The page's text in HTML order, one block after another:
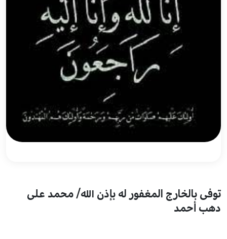
توفى بالخارج المغفور له بإذن الله/ محمد على
دهب أحمد